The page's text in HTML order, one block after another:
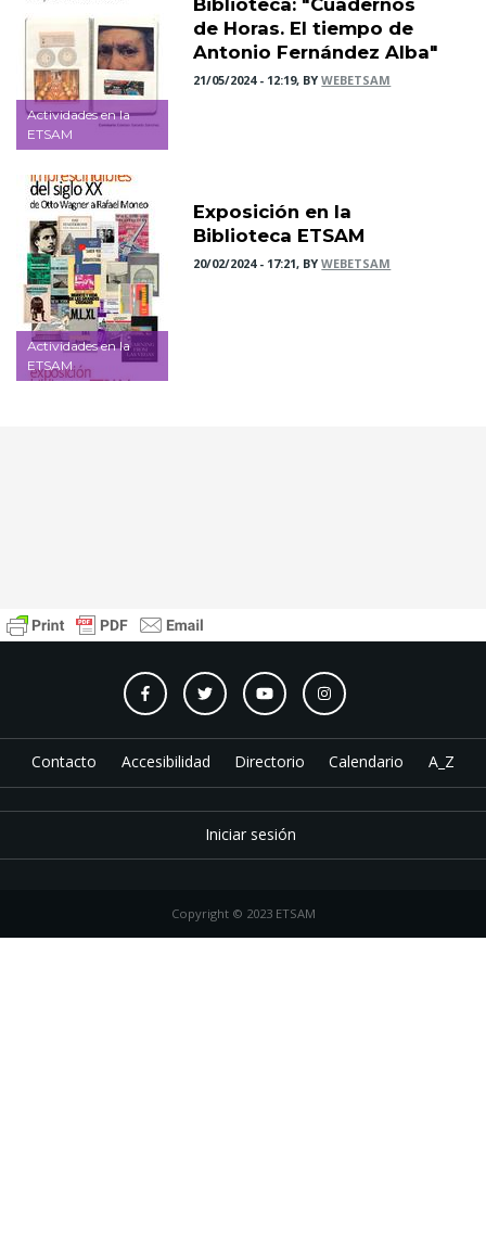
Actividades en la
ETSAM
Biblioteca: "Cuadernos
de Horas. El tiempo de
Antonio Fernández Alba"
21/05/2024 - 12:19, BYWEBETSAM
Actividades en la
ETSAM
Exposición en la
Biblioteca ETSAM
20/02/2024 - 17:21, BYWEBETSAM
Contacto Accesibilidad Directorio Calendario A_Z
Iniciar sesión
Copyright © 2023 ETSAM